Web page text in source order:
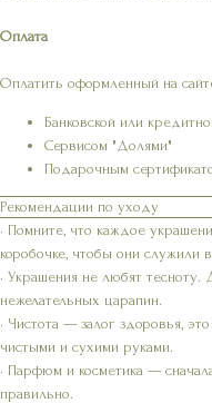
Оплата
Оплатить оформленный на
Банковской или
Сервисом "Долями"
Подарочным
Рекомендации по уходу
• Помните, что каждое
коробочке, чтобы они служили
• Украшения не любят тесноту.
нежелательных царапин.
• Чистота — залог здоровья,
чистыми и сухими руками.
• Парфюм и косметика —
правильно.